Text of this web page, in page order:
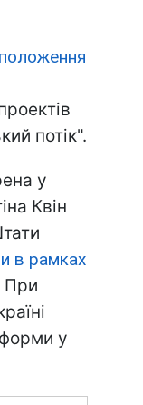
потік".
у
Квін
в рамках
При
у